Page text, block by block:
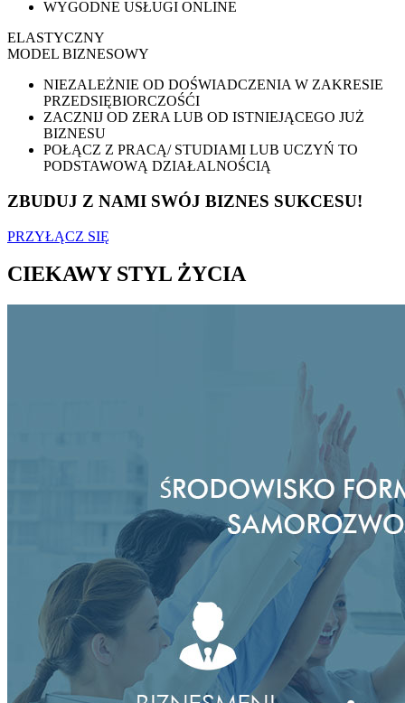
WYGODNE USŁUGI ONLINE
ELASTYCZNY
MODEL BIZNESOWY
NIEZALEŻNIE OD DOŚWIADCZENIA W ZAKRESIE
PRZEDSIĘBIORCZOŚĆI
ZACZNIJ OD ZERA LUB OD ISTNIEJĄCEGO JUŻ
BIZNESU
POŁĄCZ Z PRACĄ/ STUDIAMI LUB UCZYŃ TO
PODSTAWOWĄ DZIAŁALNOŚCIĄ
ZBUDUJ Z NAMI SWÓJ BIZNES SUKCESU!
PRZYŁĄCZ SIĘ
CIEKAWY STYL ŻYCIA